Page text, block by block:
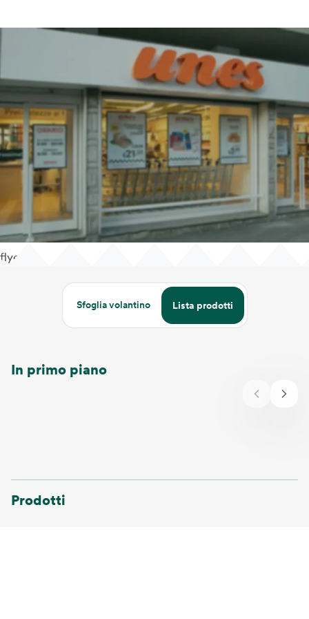
flyer
Sfoglia volantino Lista prodotti
In primo piano
Prodotti